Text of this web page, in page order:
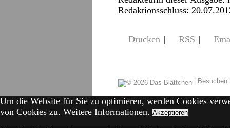
Redaktionsschluss:
Drucken | RSS |
|
Um die Website für Sie zu optimieren, werden Cookies
von Cookies zu. Weitere Informationen. Akzeptieren